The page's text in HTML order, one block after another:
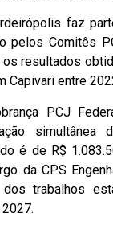
faz
pelos Comitês
resultados
Capivari entre
PCJ
simultânea
é de R$
da CPS
trabalhos